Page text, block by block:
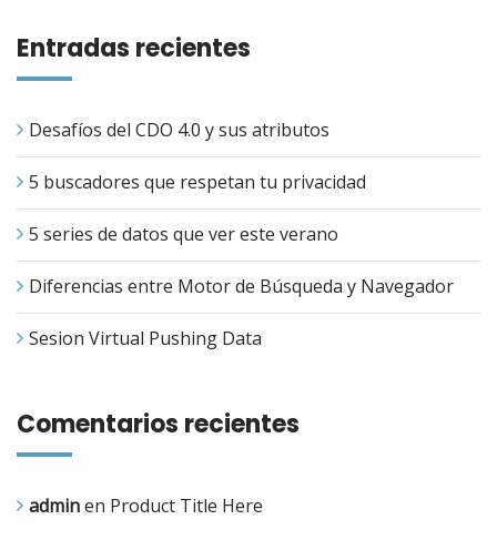
Entradas recientes
Desafíos del CDO 4.0 y sus atributos
5 buscadores que respetan tu privacidad
5 series de datos que ver este verano
Diferencias entre Motor de Búsqueda y Navegador
Sesion Virtual Pushing Data
Comentarios recientes
adminen Product Title Here